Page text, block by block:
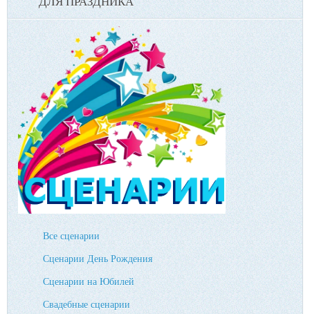
Все сценарии
Сценарии День Рождения
Сценарии на Юбилей
Свадебные сценарии